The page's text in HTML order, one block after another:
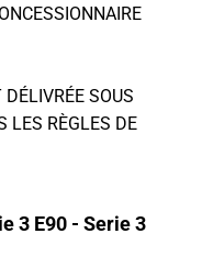
SOUS
LES RÈGLES DE
3 E90 - Serie 3